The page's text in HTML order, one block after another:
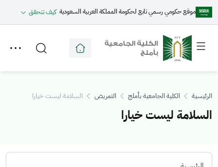
موقع حكومي رسمي تابع لحكومة المملكة العربية السعودية كيف تتحقق
Toggle
menu
Toggle
secondary
menu
الرئيسية الكلية الجامعية بأملج التمريض السلامة ليست خيارا
السلامة ليست خيارا